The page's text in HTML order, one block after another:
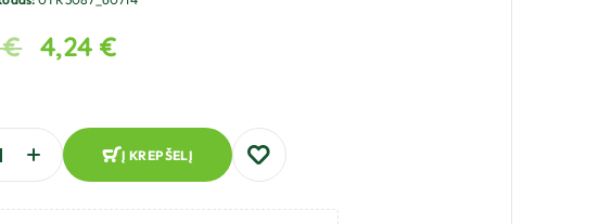
€ 4,24€
Į KREPŠELĮ